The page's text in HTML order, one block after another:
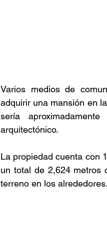
Varios medios de
adquirir una mansión en
sería
arquitectónico.
La propiedad cuenta con
un total de 2,624 metros
terreno en los alrededores.